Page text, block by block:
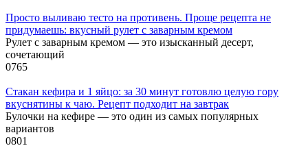
Просто выливаю тесто на противень. Проще рецепта не
придумаешь: вкусный рулет с заварным кремом
Рулет с заварным кремом — это изысканный десерт,
сочетающий
0765
Стакан кефира и 1 яйцо: за 30 минут готовлю целую гору
вкуснятины к чаю. Рецепт подходит на завтрак
Булочки на кефире — это один из самых популярных
вариантов
0801